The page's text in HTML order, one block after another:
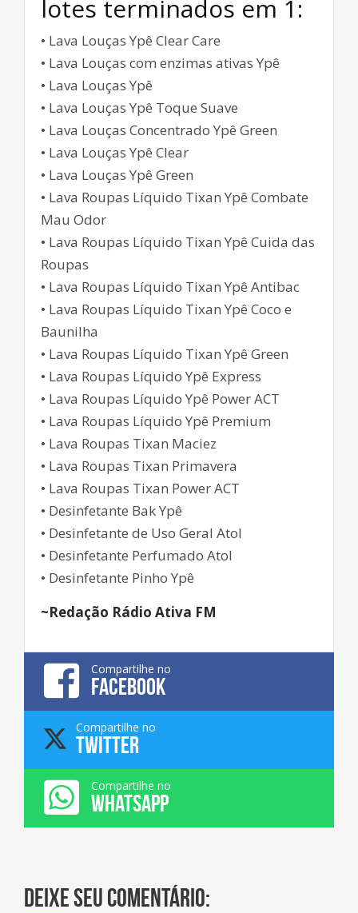
lotes terminados em 1:
• Lava Louças Ypê Clear Care
• Lava Louças com enzimas ativas Ypê
• Lava Louças Ypê
• Lava Louças Ypê Toque Suave
• Lava Louças Concentrado Ypê Green
• Lava Louças Ypê Clear
• Lava Louças Ypê Green
• Lava Roupas Líquido Tixan Ypê Combate
Mau Odor
• Lava Roupas Líquido Tixan Ypê Cuida das
Roupas
• Lava Roupas Líquido Tixan Ypê Antibac
• Lava Roupas Líquido Tixan Ypê Coco e
Baunilha
• Lava Roupas Líquido Tixan Ypê Green
• Lava Roupas Líquido Ypê Express
• Lava Roupas Líquido Ypê Power ACT
• Lava Roupas Líquido Ypê Premium
• Lava Roupas Tixan Maciez
• Lava Roupas Tixan Primavera
• Lava Roupas Tixan Power ACT
• Desinfetante Bak Ypê
• Desinfetante de Uso Geral Atol
• Desinfetante Perfumado Atol
• Desinfetante Pinho Ypê
~Redação Rádio Ativa FM
Compartilhe no
FACEBOOK
Compartilhe no
TWITTER
Compartilhe no
WHATSAPP
Deixe seu comentário: